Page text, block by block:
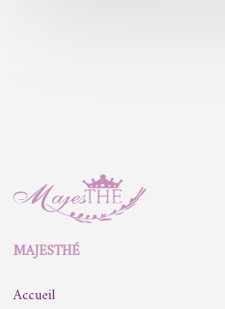
MAJESTHÉ
Accueil